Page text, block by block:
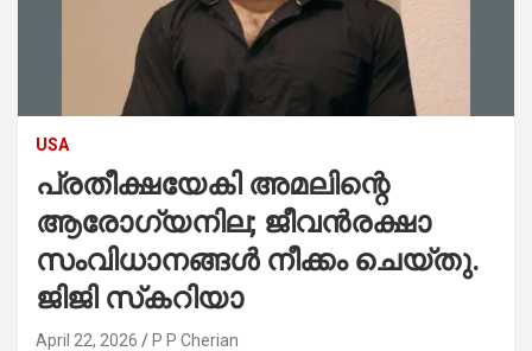
USA
പ്രതീക്ഷയേകി അമലിന്റെ
ആരോഗ്യനില; ജീവൻരക്ഷാ
സംവിധാനങ്ങൾ നീക്കം ചെയ്തു.
ജിജി സ്‌കറിയാ
April 22, 2026 P P Cherian